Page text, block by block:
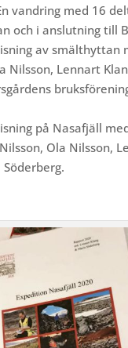
vandring med 16
och i anslutning till
av smälthyttan
Nilsson, Lennart
på Nasafjäll
Ola Nilsson,